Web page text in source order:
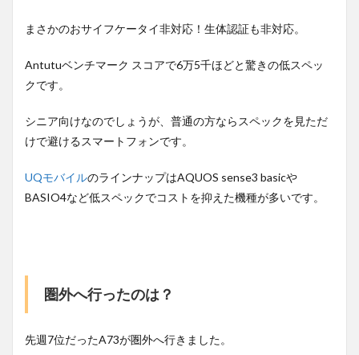
まさかのおサイフケータイ非対応！生体認証も非対応。
Antutuベンチマーク スコアで6万5千ほどと驚きの低スペッ
クです。
シニア向けなのでしょうが、普通の方ならスペックを見ただ
けで避けるスマートフォンです。
UQモバイルのラインナップはAQUOS sense3 basicや
BASIO4など低スペックでコストを抑えた機種が多いです。
圏外へ行ったのは？
先週7位だったA73が圏外へ行きました。